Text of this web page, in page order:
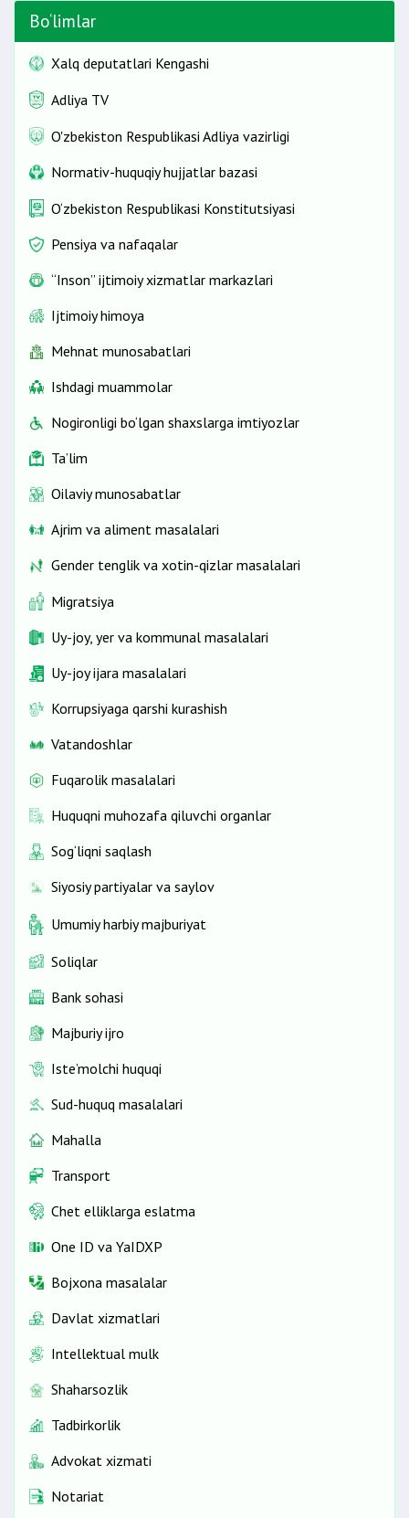
Bo‘limlar
Xalq deputatlari Kengashi
Adliya TV
O'zbekiston Respublikasi Adliya vazirligi
Normativ-huquqiy hujjatlar bazasi
O‘zbekiston Respublikasi Konstitutsiyasi
Pensiya va nafaqalar
“Inson” ijtimoiy xizmatlar markazlari
Ijtimoiy himoya
Mehnat munosabatlari
Ishdagi muammolar
Nogironligi bo‘lgan shaxslarga imtiyozlar
Ta’lim
Oilaviy munosabatlar
Ajrim va aliment masalalari
Gender tenglik va xotin-qizlar masalalari
Migratsiya
Uy-joy, yer va kommunal masalalari
Uy-joy ijara masalalari
Korrupsiyaga qarshi kurashish
Vatandoshlar
Fuqarolik masalalari
Huquqni muhozafa qiluvchi organlar
Sog‘liqni saqlash
Siyosiy partiyalar va saylov
Umumiy harbiy majburiyat
Soliqlar
Bank sohasi
Majburiy ijro
Iste’molchi huquqi
Sud-huquq masalalari
Mahalla
Transport
Chet elliklarga eslatma
One ID vа YaIDXP
Bojxona masalalar
Davlat xizmatlari
Intellektual mulk
Shaharsozlik
Tadbirkorlik
Advokat xizmati
Notariat